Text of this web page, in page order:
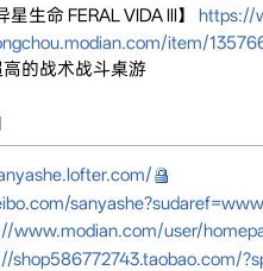
星生命 FERAL VIDA lll】 https://
item/
的战术战斗桌游
www.modian.com/user/
shop586772743.taobao.com/